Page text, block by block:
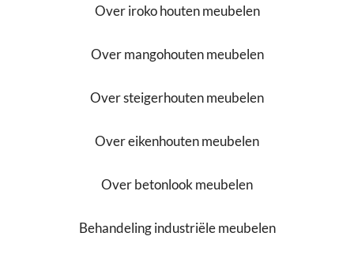
Over iroko houten meubelen
Over mangohouten meubelen
Over steigerhouten meubelen
Over eikenhouten meubelen
Over betonlook meubelen
Behandeling industriële meubelen